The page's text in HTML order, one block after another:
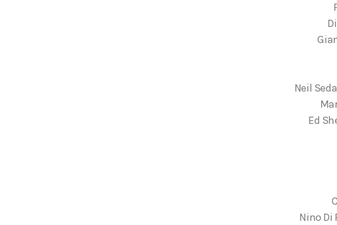
Neil
Ed
Nino Di